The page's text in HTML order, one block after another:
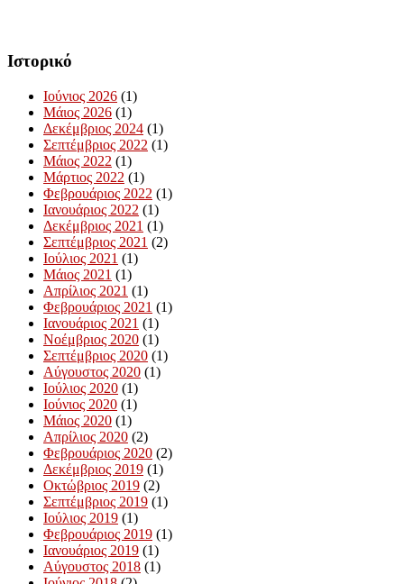
Ιστορικό
Ιούνιος 2026 (1)
Μάιος 2026 (1)
Δεκέμβριος 2024 (1)
Σεπτέμβριος 2022 (1)
Μάιος 2022 (1)
Μάρτιος 2022 (1)
Φεβρουάριος 2022 (1)
Ιανουάριος 2022 (1)
Δεκέμβριος 2021 (1)
Σεπτέμβριος 2021 (2)
Ιούλιος 2021 (1)
Μάιος 2021 (1)
Απρίλιος 2021 (1)
Φεβρουάριος 2021 (1)
Ιανουάριος 2021 (1)
Νοέμβριος 2020 (1)
Σεπτέμβριος 2020 (1)
Αύγουστος 2020 (1)
Ιούλιος 2020 (1)
Ιούνιος 2020 (1)
Μάιος 2020 (1)
Απρίλιος 2020 (2)
Φεβρουάριος 2020 (2)
Δεκέμβριος 2019 (1)
Οκτώβριος 2019 (2)
Σεπτέμβριος 2019 (1)
Ιούλιος 2019 (1)
Φεβρουάριος 2019 (1)
Ιανουάριος 2019 (1)
Αύγουστος 2018 (1)